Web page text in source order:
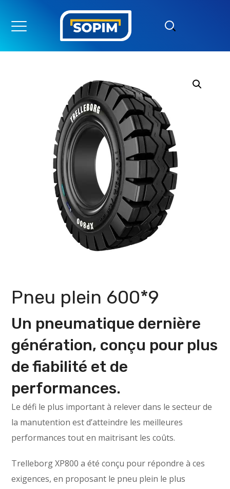
Pneu plein 600*9
Un pneumatique dernière
génération, conçu pour plus
de fiabilité et de
performances.
Le défi le plus important à relever dans le secteur de
la manutention est d’atteindre les meilleures
performances tout en maitrisant les coûts.
Trelleborg XP800 a été conçu pour répondre à ces
exigences, en proposant le pneu plein le plus